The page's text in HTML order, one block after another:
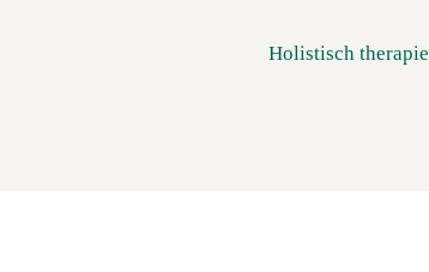
Holistisch therapie